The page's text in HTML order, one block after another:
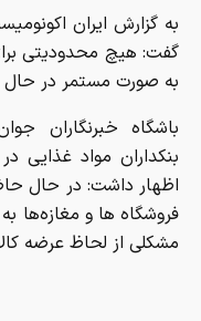
به گزارش ایران
گفت: هیچ محدودیتی
به صورت مستمر در
باشگاه خبرنگاران
بنکداران مواد غذایی
اظهار داشت: در حال
فروشگاه ها و
مشکلی از لحاظ عرضه